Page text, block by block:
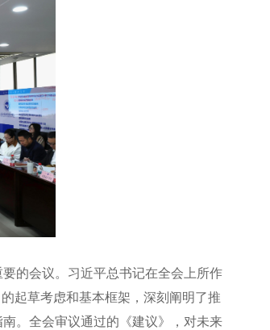
的会议。习近平总书记在全会上所作
起草考虑和基本框架，深刻阐明了推
。全会审议通过的《建议》，对未来